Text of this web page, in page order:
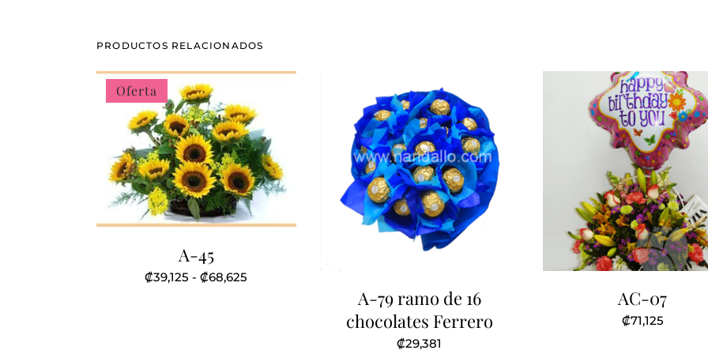
PRODUCTOS RELACIONADOS
Oferta
A-45
₡39,125 - ₡68,625
A-79 ramo de 16
chocolates Ferrero
₡29,381
AC-07
₡71,125